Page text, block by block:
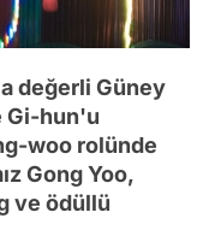
değerli Güney
Gi-hun'u
woo rolünde
Gong Yoo,
ve ödüllü